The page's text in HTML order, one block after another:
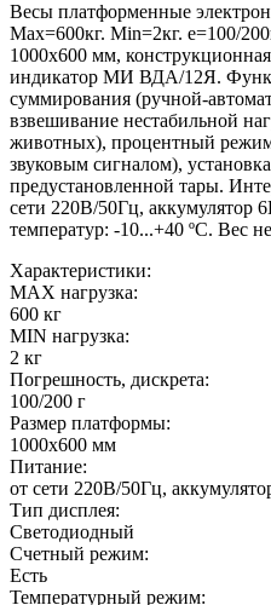
Весы платформенные
Мах=600кг. Min=2кг. е=100/
1000х600 мм,
индикатор МИ ВДА/12Я.
суммирования (ручной-
взвешивание нестабильной
животных), процентный
звуковым сигналом),
предустановленной тары.
сети 220В/50Гц, аккумулятор
температур: -10...+40 ºС. Вес
Характеристики:
MAX нагрузка:
600 кг
MIN нагрузка:
2 кг
Погрешность, дискрета:
100/200 г
Размер платформы:
1000х600 мм
Питание:
от сети 220В/50Гц,
Тип дисплея:
Светодиодный
Счетный режим:
Есть
Температурный режим: